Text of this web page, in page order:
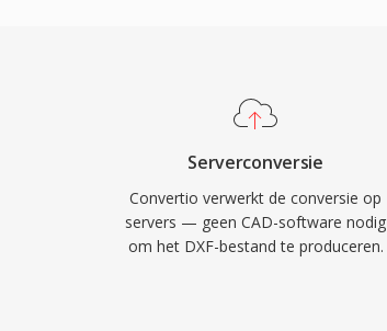
Serverconversie
Convertio verwerkt de conversie op
servers — geen CAD-software nodig
om het DXF-bestand te produceren.